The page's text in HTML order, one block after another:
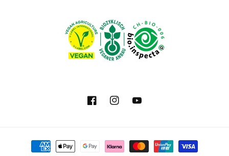
FacebookInstagramYouTube
Moyens